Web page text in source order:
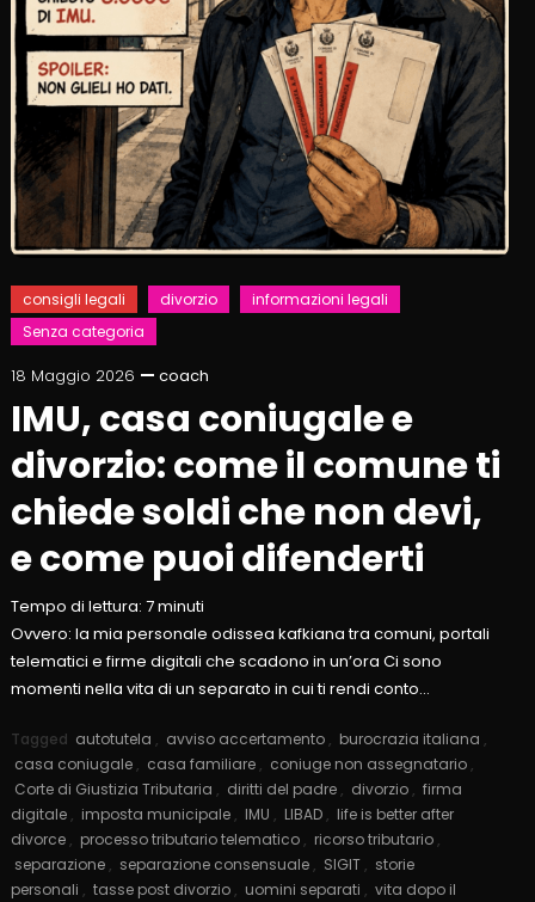
consigli legali divorzio
informazioni legali
Senza categoria
18 Maggio 2026 coach
IMU, casa coniugale e
divorzio: come il comune ti
chiede soldi che non devi,
e come puoi difenderti
Tempo di lettura: 7minuti
Ovvero: la mia personale odissea kafkiana tra comuni, portali
telematici e firme digitali che scadono in un’ora Ci sono
momenti nella vita di un separato in cui ti rendi conto…
Tagged autotutela , avviso accertamento , burocrazia italiana ,
casa coniugale , casa familiare , coniuge non assegnatario ,
Corte di Giustizia Tributaria , diritti del padre , divorzio , firma
digitale , imposta municipale , IMU , LIBAD , life is better after
divorce , processo tributario telematico , ricorso tributario ,
separazione , separazione consensuale , SIGIT , storie
personali , tasse post divorzio , uomini separati , vita dopo il